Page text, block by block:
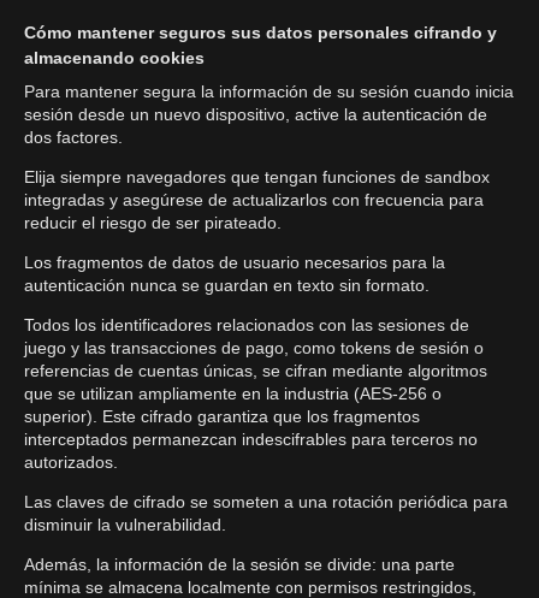
Cómo mantener seguros sus datos personales cifrando y
almacenando cookies
Para mantener segura la información de su sesión cuando inicia
sesión desde un nuevo dispositivo, active la autenticación de
dos factores.
Elija siempre navegadores que tengan funciones de sandbox
integradas y asegúrese de actualizarlos con frecuencia para
reducir el riesgo de ser pirateado.
Los fragmentos de datos de usuario necesarios para la
autenticación nunca se guardan en texto sin formato.
Todos los identificadores relacionados con las sesiones de
juego y las transacciones de pago, como tokens de sesión o
referencias de cuentas únicas, se cifran mediante algoritmos
que se utilizan ampliamente en la industria (AES-256 o
superior). Este cifrado garantiza que los fragmentos
interceptados permanezcan indescifrables para terceros no
autorizados.
Las claves de cifrado se someten a una rotación periódica para
disminuir la vulnerabilidad.
Además, la información de la sesión se divide: una parte
mínima se almacena localmente con permisos restringidos,